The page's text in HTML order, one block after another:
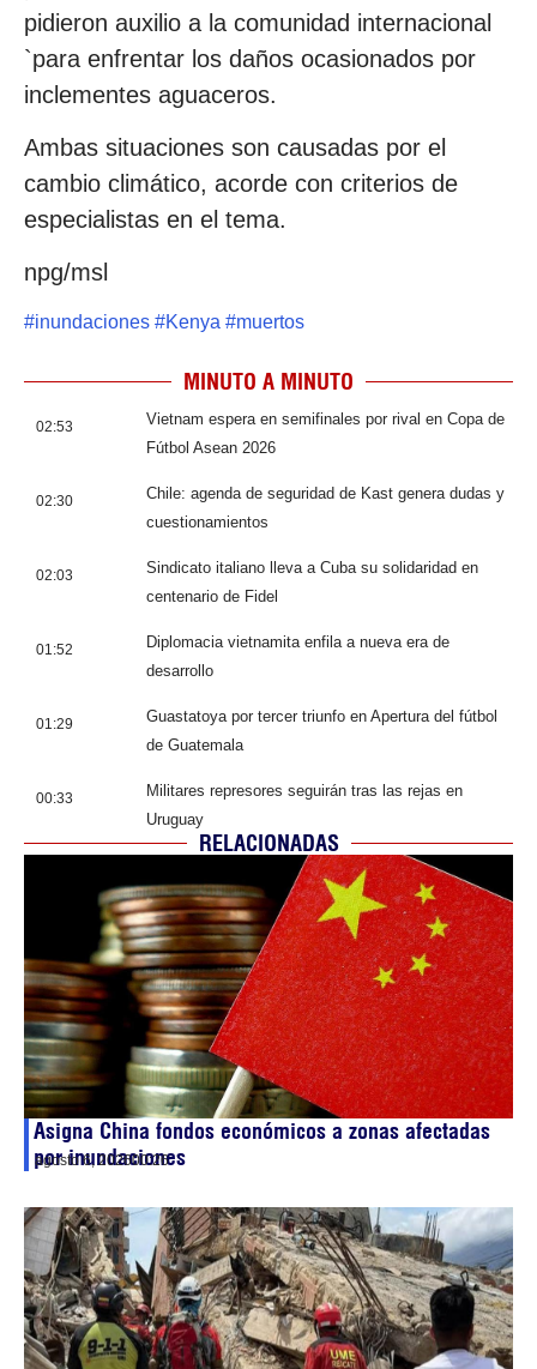
pidieron auxilio a la comunidad internacional
`para enfrentar los daños ocasionados por
inclementes aguaceros.
Ambas situaciones son causadas por el
cambio climático, acorde con criterios de
especialistas en el tema.
npg/msl
#inundaciones #Kenya #muertos
MINUTO A MINUTO
02:53
Vietnam espera en semifinales por rival en Copa de
Fútbol Asean 2026
02:30
Chile: agenda de seguridad de Kast genera dudas y
cuestionamientos
02:03
Sindicato italiano lleva a Cuba su solidaridad en
centenario de Fidel
01:52
Diplomacia vietnamita enfila a nueva era de
desarrollo
01:29
Guastatoya por tercer triunfo en Apertura del fútbol
de Guatemala
00:33
Militares represores seguirán tras las rejas en
Uruguay
RELACIONADAS
Asigna China fondos económicos a zonas afectadas
por inundaciones
agosto 6, 202600:26